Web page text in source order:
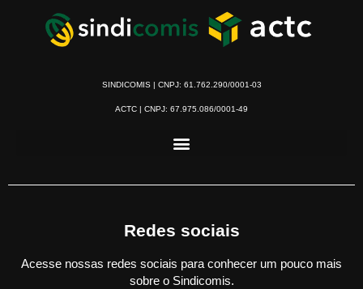
SINDICOMIS | CNPJ: 61.762.290/0001-03
ACTC | CNPJ: 67.975.086/0001-49
Redes sociais
Acesse nossas redes sociais para conhecer um pouco mais
sobre o Sindicomis.